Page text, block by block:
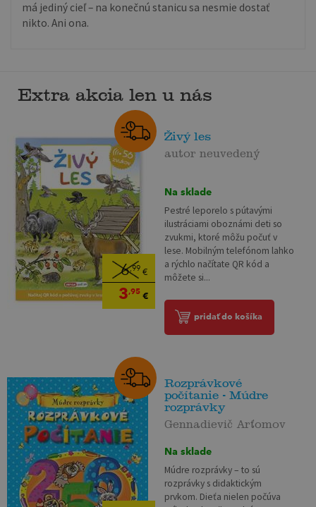
má jediný cieľ – na konečnú stanicu sa nesmie dostať
nikto. Ani ona.
Extra akcia len u nás
6,99 €
3,95€
Živý les
autor neuvedený
Na sklade
Pestré leporelo s pútavými
ilustráciami oboznámi deti so
zvukmi, ktoré môžu počuť v
lese. Mobilným telefónom lahko
a rýchlo načítate QR kód a
môžete si...
pridať do košíka
Rozprávkové
počítanie - Múdre
rozprávky
Gennadievič Arťomov
Na sklade
Múdre rozprávky – to sú
rozprávky s didaktickým
prvkom. Dieťa nielen počúva